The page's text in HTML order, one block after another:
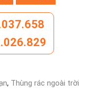
, Thùng rác ngoài trời